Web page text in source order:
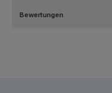
Bewertungen